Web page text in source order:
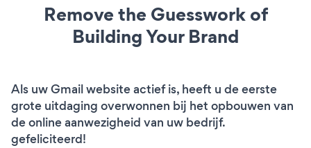
Remove the Guesswork of
Building Your Brand
Als uw Gmail website actief is, heeft u de eerste
grote uitdaging overwonnen bij het opbouwen van
de online aanwezigheid van uw bedrijf.
gefeliciteerd!